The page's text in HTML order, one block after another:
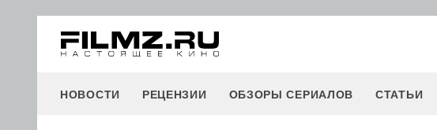
НОВОСТИ РЕЦЕНЗИИ ОБЗОРЫ СЕРИАЛОВ СТАТЬИ